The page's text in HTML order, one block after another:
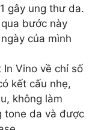
gây ung thư da.
bước này
của mình
Vino về chỉ số
kết cấu nhẹ,
không làm
tone da và được